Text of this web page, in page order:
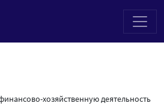
хозяйственную деятельность